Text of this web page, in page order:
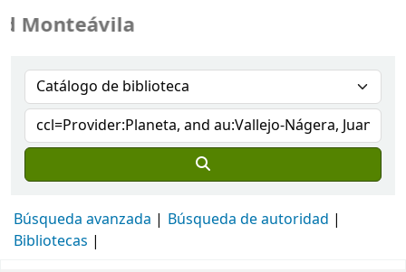
Búsqueda avanzada
Búsqueda de autoridad
Bibliotecas